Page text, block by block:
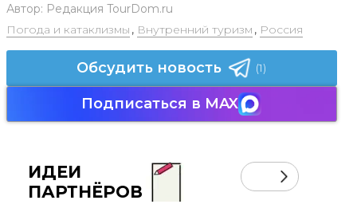
Автор: Редакция TourDom.ru
Погода и катаклизмы , Внутренний туризм , Россия
Обсудить новость (1)
Подписаться в MAX
ИДЕИ
ПАРТНЁРОВ